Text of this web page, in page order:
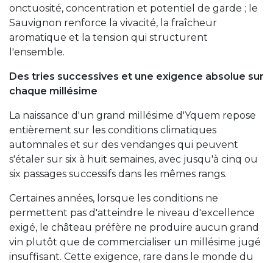
onctuosité, concentration et potentiel de garde ; le
Sauvignon renforce la vivacité, la fraîcheur
aromatique et la tension qui structurent
l'ensemble.
Des tries successives et une exigence absolue sur
chaque millésime
La naissance d'un grand millésime d'Yquem repose
entièrement sur les conditions climatiques
automnales et sur des vendanges qui peuvent
s'étaler sur six à huit semaines, avec jusqu'à cinq ou
six passages successifs dans les mêmes rangs.
Certaines années, lorsque les conditions ne
permettent pas d'atteindre le niveau d'excellence
exigé, le château préfère ne produire aucun grand
vin plutôt que de commercialiser un millésime jugé
insuffisant. Cette exigence, rare dans le monde du